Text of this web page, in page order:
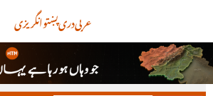
انگریزیپښتودریعربی